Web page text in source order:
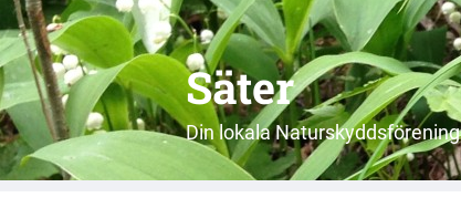
Säter
Din lokala Naturskyddsförening